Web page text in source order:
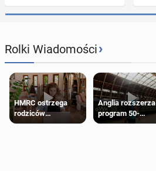
Rolki Wiadomości›
HMRC ostrzega
rodziców
pobierających Child
Anglia rozszerza
program 50-
procentowych